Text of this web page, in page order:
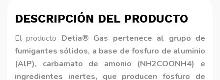
DESCRIPCIÓN DEL PRODUCTO
El producto Detia® Gas pertenece al grupo de
fumigantes sólidos, a base de fosfuro de aluminio
(AlP), carbamato de amonio (NH2COONH4) e
ingredientes inertes, que producen fosfuro de